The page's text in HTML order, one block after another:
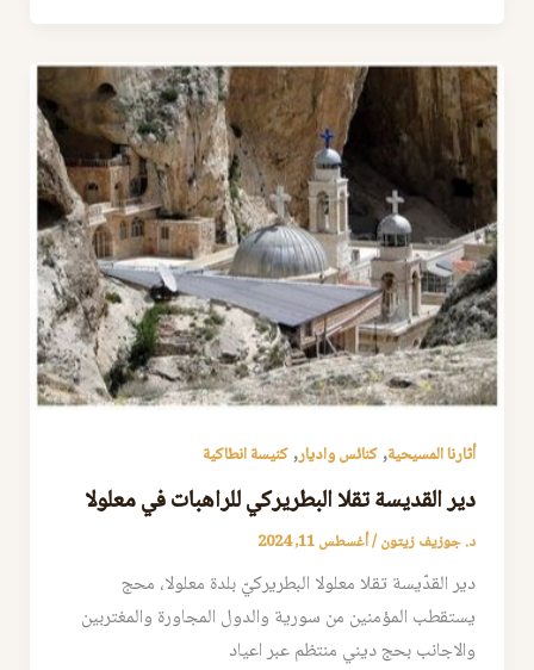
أثارنا المسيحية,كنائس واديار,كنيسة انطاكية
دير القديسة تقلا البطريركي للراهبات في معلولا
د. جوزيف زيتون/أغسطس 11, 2024
دير القدّيسة تقلا معلولا البطريركيّ بلدة معلولا، محج
يستقطب المؤمنين من سورية والدول المجاورة والمغتربين
والاجانب بحج ديني منتظم عبر اعياد